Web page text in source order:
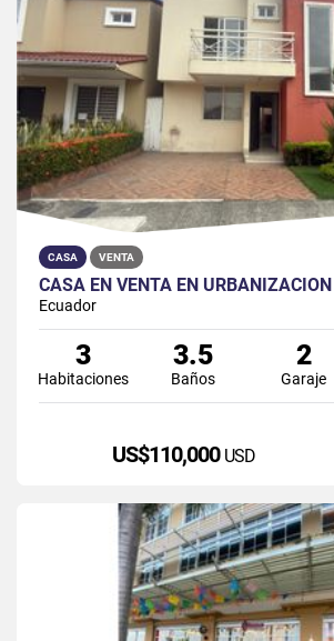
CASA VENTA
CASA EN VENTA EN
Ecuador
3
Habitaciones
3.5
Baños
2
Garaje
US$110,000 USD